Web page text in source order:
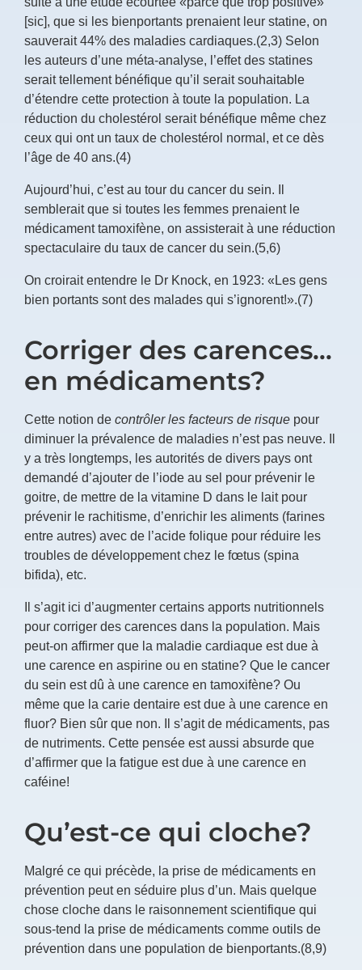
[sic], que si les bienportants prenaient leur statine, on
sauverait 44% des maladies cardiaques.(2,3) Selon
les auteurs d’une méta-analyse, l’effet des statines
serait tellement bénéfique qu’il serait souhaitable
d’étendre cette protection à toute la population. La
réduction du cholestérol serait bénéfique même chez
ceux qui ont un taux de cholestérol normal, et ce dès
l’âge de 40 ans.(4)
Aujourd’hui, c’est au tour du cancer du sein. Il
semblerait que si toutes les femmes prenaient le
médicament tamoxifène, on assisterait à une réduction
spectaculaire du taux de cancer du sein.(5,6)
On croirait entendre le Dr Knock, en 1923: «Les gens
bien portants sont des malades qui s’ignorent!».(7)
Corriger des carences…
en médicaments?
Cette notion decontrôler les facteurs de risque pour
diminuer la prévalence de maladies n’est pas neuve. Il
y a très longtemps, les autorités de divers pays ont
demandé d’ajouter de l’iode au sel pour prévenir le
goitre, de mettre de la vitamine D dans le lait pour
prévenir le rachitisme, d’enrichir les aliments (farines
entre autres) avec de l’acide folique pour réduire les
troubles de développement chez le fœtus (spina
bifida), etc.
Il s’agit ici d’augmenter certains apports nutritionnels
pour corriger des carences dans la population. Mais
peut-on affirmer que la maladie cardiaque est due à
une carence en aspirine ou en statine? Que le cancer
du sein est dû à une carence en tamoxifène? Ou
même que la carie dentaire est due à une carence en
fluor? Bien sûr que non. Il s’agit de médicaments, pas
de nutriments. Cette pensée est aussi absurde que
d’affirmer que la fatigue est due à une carence en
caféine!
Qu’est-ce qui cloche?
Malgré ce qui précède, la prise de médicaments en
prévention peut en séduire plus d’un. Mais quelque
chose cloche dans le raisonnement scientifique qui
sous-tend la prise de médicaments comme outils de
prévention dans une population de bienportants.(8,9)